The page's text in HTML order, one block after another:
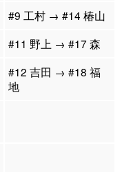
#9 工村 → #14 椿山
#11 野上 → #17 森
#12 吉田 → #18 福
地